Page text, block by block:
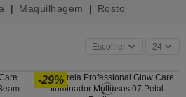
Maquilhagem Rosto
Escolher 24
-29%